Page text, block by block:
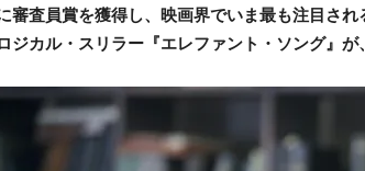
審査員賞を獲得し、映画界でいま最も注目さ
ジカル・スリラー『エレファント・ソング』